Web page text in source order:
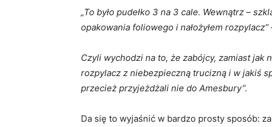
„To było pudełko 3 na 3 cale. Wewnątrz –
opakowania foliowego i nałożyłem
Czyli wychodzi na to, że zabójcy, zamiast jak
rozpylacz z niebezpieczną trucizną i w jakiś
przecież przyjeżdżali nie do Amesbury”.
Da się to wyjaśnić w bardzo prosty sposób: